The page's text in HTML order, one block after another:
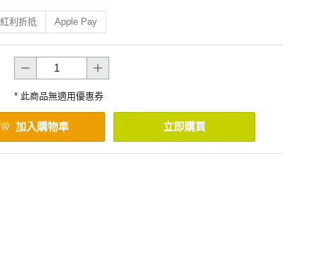
利折抵 Apple Pay
* 此商品無適用優惠券
加入購物車 立即購買